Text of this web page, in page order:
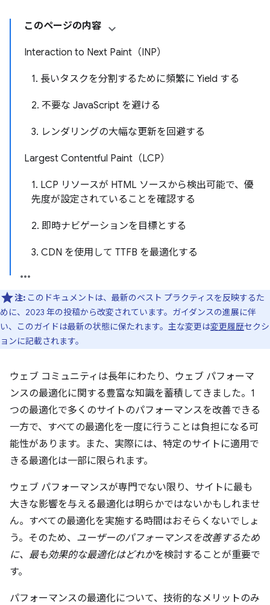
このページの内容
Interaction to Next Paint（INP）
1. 長いタスクを分割するために頻繁に Yield する
2. 不要な JavaScript を避ける
3. レンダリングの大幅な更新を回避する
Largest Contentful Paint（LCP）
1. LCP リソースが HTML ソースから検出可能で、優
先度が設定されていることを確認する
2. 即時ナビゲーションを目標とする
3. CDN を使用して TTFB を最適化する
注: このドキュメントは、最新のベスト プラクティスを反映するた
めに、2023 年の投稿から改変されています。ガイダンスの進展に伴
い、このガイドは最新の状態に保たれます。主な変更は変更履歴セクシ
ョンに記載されます。
ウェブ コミュニティは長年にわたり、ウェブ パフォーマ
ンスの最適化に関する豊富な知識を蓄積してきました。1
つの最適化で多くのサイトのパフォーマンスを改善できる
一方で、すべての最適化を一度に行うことは負担になる可
能性があります。また、実際には、特定のサイトに適用で
きる最適化は一部に限られます。
ウェブ パフォーマンスが専門でない限り、サイトに最も
大きな影響を与える最適化は明らかではないかもしれませ
ん。すべての最適化を実施する時間はおそらくないでしょ
う。そのため、 ユーザーのパフォーマンスを改善するため
に、最も効果的な最適化はどれかを検討することが重要で
す。
パフォーマンスの最適化について、技術的なメリットのみ